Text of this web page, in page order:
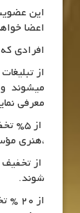
این
اعضا
افرادی
از
میشوند و
معرفی
از
،هنری
از
شوند.
از